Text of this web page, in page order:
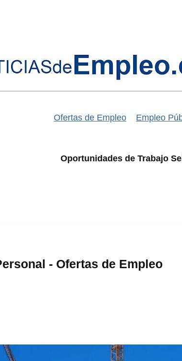
Ofertas de Empleo Empleo
Oportunidades de Trabajo
- Ofertas de Empleo